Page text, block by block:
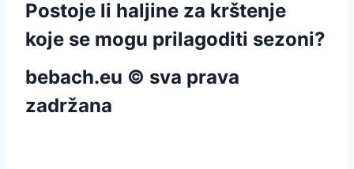
Postoje li haljine za krštenje
koje se mogu prilagoditi sezoni?
bebach.eu © sva prava
zadržana